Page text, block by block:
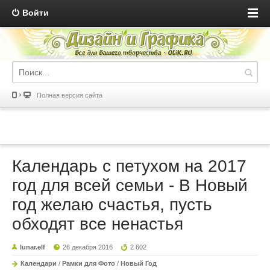
Войти
Полная версия сайта
Календарь с петухом на 2017
год для всей семьи - В Новый
год желаю счастья, пусть
обходят все ненастья
lunar.elf 26 декабря 2016 2 602
Календари / Рамки для Фото / Новый Год